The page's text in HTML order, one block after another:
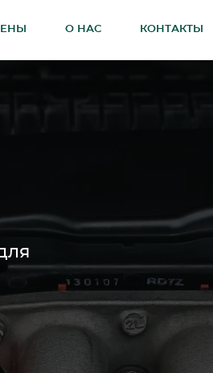
О НАС КОНТАКТЫ